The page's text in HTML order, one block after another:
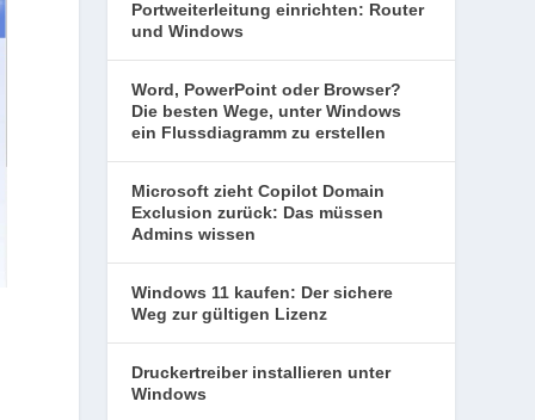
Portweiterleitung einrichten: Router
und Windows
Word, PowerPoint oder Browser?
Die besten Wege, unter Windows
ein Flussdiagramm zu erstellen
Microsoft zieht Copilot Domain
Exclusion zurück: Das müssen
Admins wissen
Windows 11 kaufen: Der sichere
Weg zur gültigen Lizenz
Druckertreiber installieren unter
Windows